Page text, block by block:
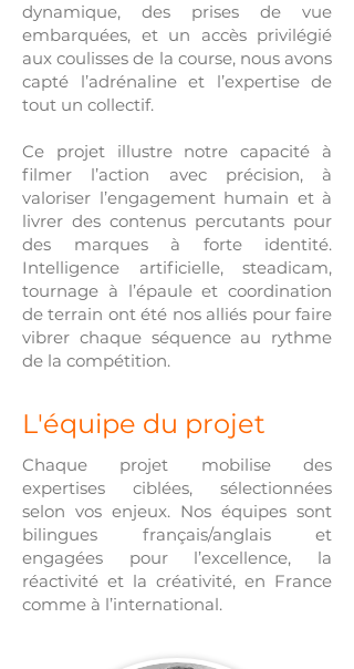
dynamique, des prises de vue
embarquées, et un accès privilégié
aux coulisses de la course, nous avons
capté l’adrénaline et l’expertise de
tout un collectif.
Ce projet illustre notre capacité à
filmer l’action avec précision, à
valoriser l’engagement humain et à
livrer des contenus percutants pour
des marques à forte identité.
Intelligence artificielle, steadicam,
tournage à l’épaule et coordination
de terrain ont été nos alliés pour faire
vibrer chaque séquence au rythme
de la compétition.
L'équipe du projet
Chaque projet mobilise des
expertises ciblées, sélectionnées
selon vos enjeux. Nos équipes sont
bilingues français/anglais et
engagées pour l’excellence, la
réactivité et la créativité, en France
comme à l’international.